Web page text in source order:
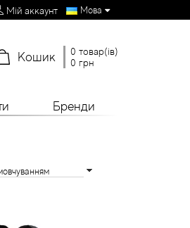
Мій аккаунт Мова
Кошик
0 товар(ів)
0 грн
Бренди